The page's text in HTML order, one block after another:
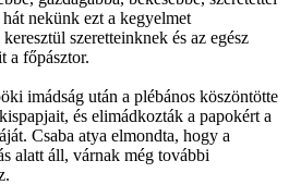
nekünk ezt a kegyelmet
szeretteinknek és az egész
a főpásztor.
imádság után a plébános köszöntötte
és elimádkozták a papokért a
Csaba atya elmondta, hogy a
alatt áll, várnak még további